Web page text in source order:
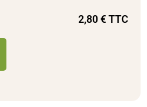
2,80€TTC